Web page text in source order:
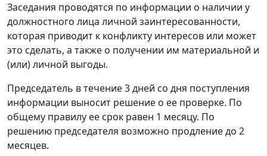
Заседания проводятся по информации о наличии у
должностного лица личной заинтересованности,
которая приводит к конфликту интересов или может
это сделать, а также о получении им материальной и
(или) личной выгоды.
Председатель в течение 3 дней со дня поступления
информации выносит решение о ее проверке. По
общему правилу ее срок равен 1 месяцу. По
решению председателя возможно продление до 2
месяцев.